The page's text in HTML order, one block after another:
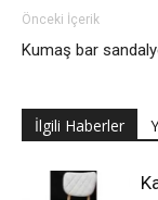
Önceki İçerik
Kumaş bar
İlgili Haberler